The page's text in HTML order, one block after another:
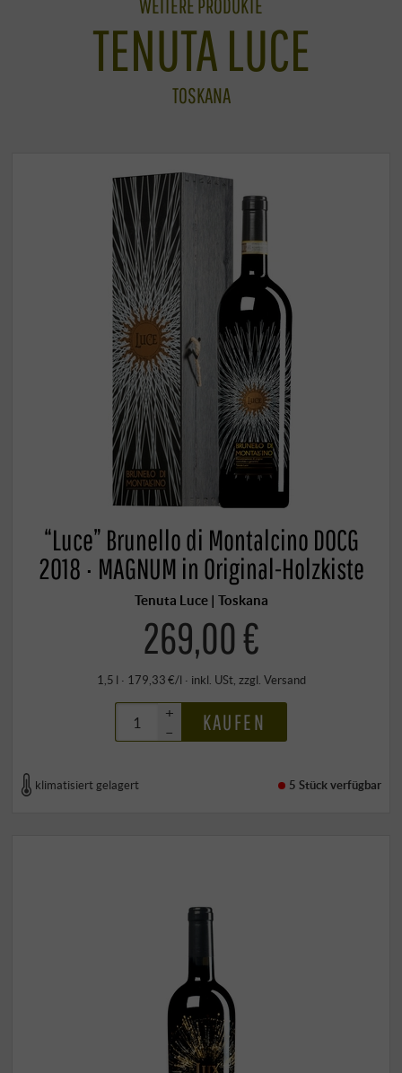
WEITERE PRODUKTE
TENUTA LUCE
TOSKANA
“Luce” Brunello di Montalcino DOCG
2018 · MAGNUM in Original-Holzkiste
Tenuta Luce | Toskana
269,00 €
1,5 l · 179,33 €/l · inkl. USt, zzgl. Versand
+
–
KAUFEN
klimatisiert gelagert 5 Stückverfügbar